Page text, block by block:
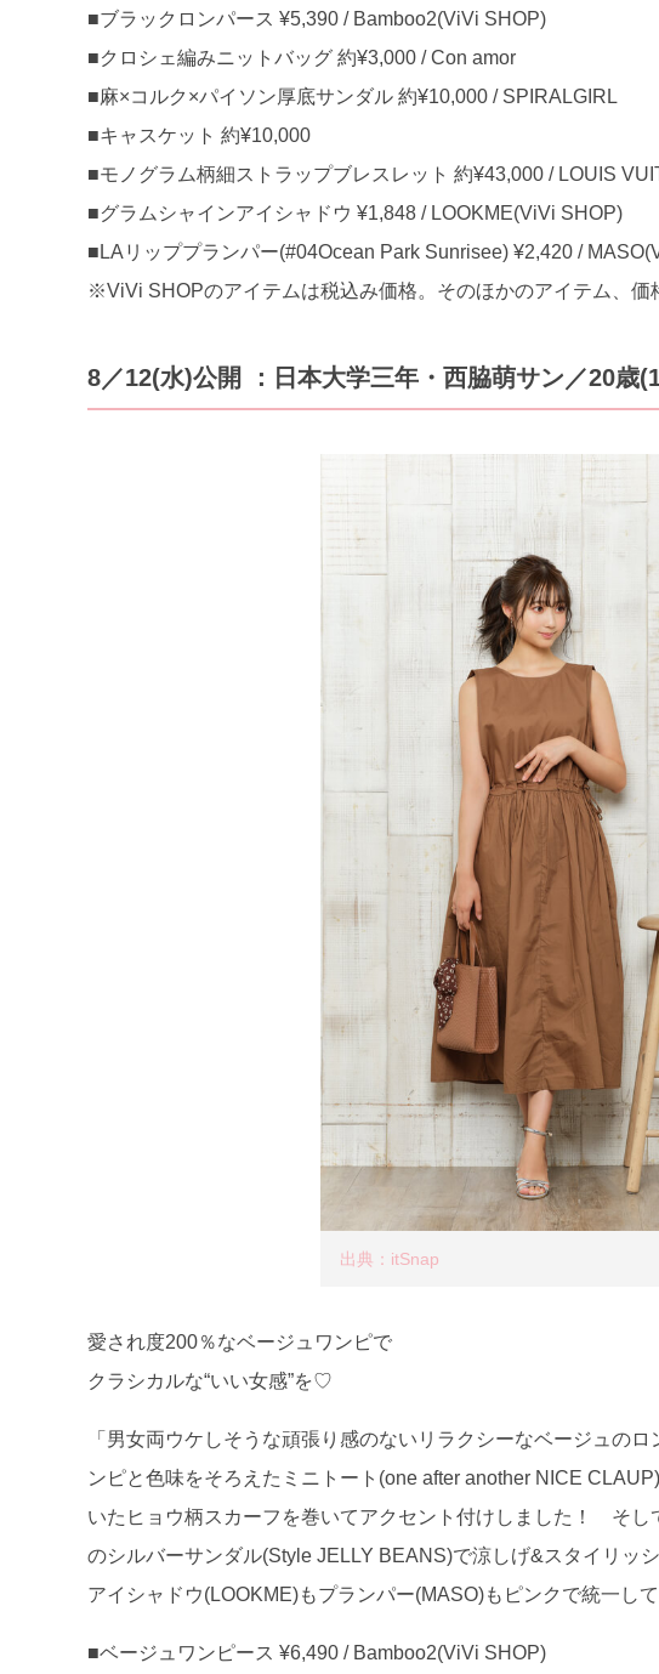
■ブラックロンパース ¥5,390 / Bamboo2(ViVi SHOP)
■クロシェ編みニットバッグ 約¥3,000 / Con amor
■麻×コルク×パイソン厚底サンダル 約¥10,000 / SPIRALGIRL
■キャスケット 約¥10,000
■モノグラム柄細ストラップブレスレット 約¥43,000 / LOUIS
■グラムシャインアイシャドウ ¥1,848 / LOOKME(ViVi SHOP)
■LAリッププランパー(#04Ocean Park Sunrisee) ¥2,420 /
※ViVi SHOPのアイテムは税込み価格。そのほかのアイテム、価
8／12(水)公開 ：日本大学三年・西脇萌サン／20歳
出典：itSnap
愛され度200％なベージュワンピで
クラシカルな“いい女感”を♡
「男女両ウケしそうな頑張り感のないリラクシーなベージュ
ンピと色味をそろえたミニトート(one after another NICE
いたヒョウ柄スカーフを巻いてアクセント付けしました！ そし
のシルバーサンダル(Style JELLY BEANS)で涼しげ&スタイリッ
アイシャドウ(LOOKME)もプランパー(MASO)もピンクで統一し
■ベージュワンピース ¥6,490 / Bamboo2(ViVi SHOP)